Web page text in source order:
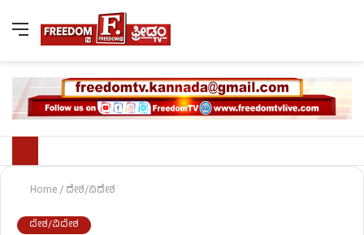
Home/ದೇಶ/ವಿದೇಶ
ದೇಶ/ವಿದೇಶ